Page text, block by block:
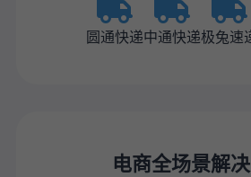
圆通快递中通快递极兔速
电商全场景解